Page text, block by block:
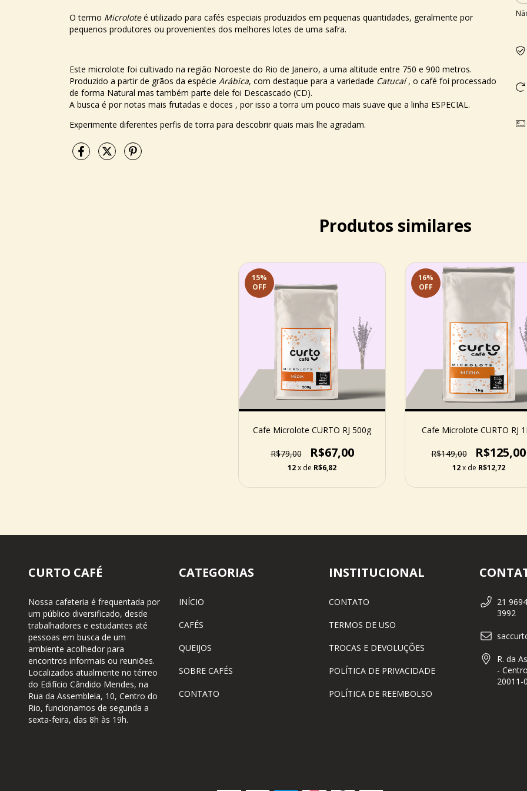
O termo Microloteé utilizado para cafés especiais produzidos em pequenas quantidades, geralmente por
pequenos produtores ou provenientes dos melhores lotes de uma safra.
Este microlote foi cultivado na região Noroeste do Rio de Janeiro, a uma altitude entre 750 e 900 metros.
Produzido a partir de grãos da espécie Arábica, com destaque para a variedade Catucaí, o café foi processado
de forma Natural mas também parte dele foi Descascado (CD).
A busca é por notas mais frutadas e doces , por isso a torra um pouco mais suave que a linha ESPECIAL.
Experimente diferentes perfis de torra para descobrir quais mais lhe agradam.
Produtos similares
15%
OFF
Cafe Microlote CURTO RJ 500g
R$79,00 R$67,00
12x de R$6,82
16%
OFF
Cafe Microlote CURTO RJ
R$149,00 R$125,00
12 x de R$12,72
CURTO CAFÉ
Nossa cafeteria é frequentada por
um público diversificado, desde
trabalhadores e estudantes até
pessoas em busca de um
ambiente acolhedor para
encontros informais ou reuniões.
Localizados atualmente no térreo
do Edifício Cândido Mendes, na
Rua da Assembleia, 10, Centro do
Rio, funcionamos de segunda a
sexta-feira, das 8h às 19h.
CATEGORIAS
INÍCIO
CAFÉS
QUEIJOS
SOBRE CAFÉS
CONTATO
INSTITUCIONAL
CONTATO
TERMOS DE USO
TROCAS E DEVOLUÇÕES
POLÍTICA DE PRIVACIDADE
POLÍTICA DE REEMBOLSO
21
3992
R. da
-
20011-